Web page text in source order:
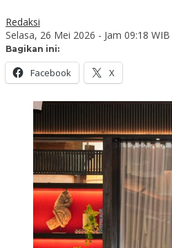
Redaksi
Selasa, 26 Mei 2026 - Jam 09:18 WIB
Bagikan ini:
Facebook X